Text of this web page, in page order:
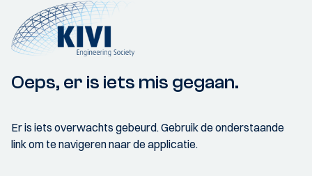
Oeps, er is iets mis gegaan.
Er is iets overwachts gebeurd. Gebruik de onderstaande
link om te navigeren naar de applicatie.